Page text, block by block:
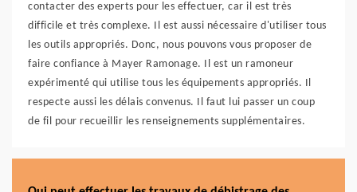
contacter des experts pour les effectuer, car il est très
difficile et très complexe. Il est aussi nécessaire d'utiliser tous
les outils appropriés. Donc, nous pouvons vous proposer de
faire confiance à Mayer Ramonage. Il est un ramoneur
expérimenté qui utilise tous les équipements appropriés. Il
respecte aussi les délais convenus. Il faut lui passer un coup
de fil pour recueillir les renseignements supplémentaires.